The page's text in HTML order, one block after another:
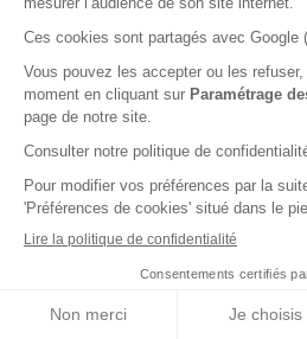
Nos engagements